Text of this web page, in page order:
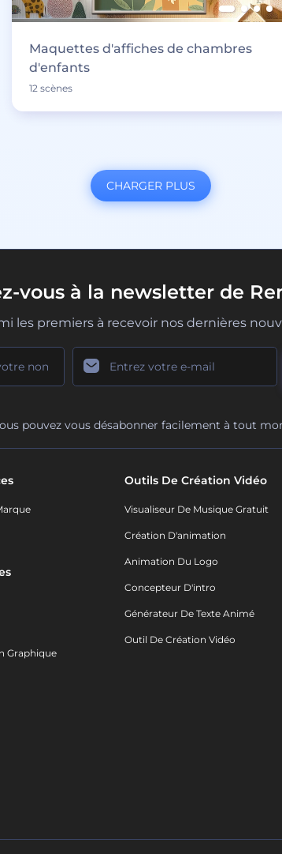
Maquettes d'affiches de chambres
d'enfants
12 scènes
CHARGER PLUS
vous à la newsletter de
les premiers à recevoir nos dernières
pouvez vous désabonner facilement à tout
Graphique
Outils De Création Vidéo
Visualiseur De Musique Gratuit
Création D'animation
Animation Du Logo
Concepteur D'intro
Générateur De Texte Animé
Outil De Création Vidéo